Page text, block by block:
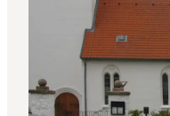
Erlebnisse
Unterkünfte
Reiseplanung